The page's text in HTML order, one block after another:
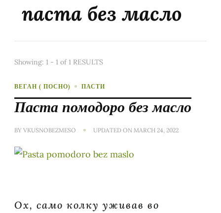
паста без масло
Showing: 1 - 1 of 1 RESULTS
ВЕГАН ( ПОСНО) ПАСТИ
Паста помодоро без масло
BY VKUSNOBEZMESO UPDATED ON MARCH 24, 2022
Ох, само колку уживав во